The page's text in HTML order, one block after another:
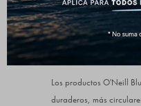
60% algodón,
Los productos O'Neill
duraderos, más